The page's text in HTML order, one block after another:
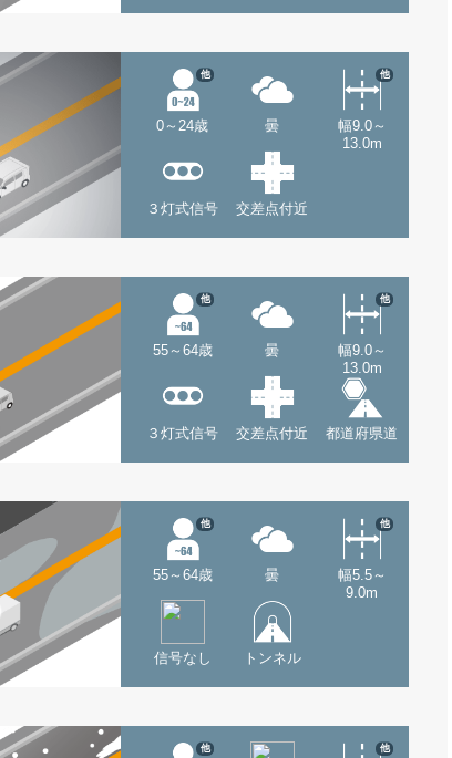
0～24歳
他
曇
幅9.0～
13.0m
他
３灯式信号 交差点付近
55～64歳
他
曇
幅9.0～
13.0m
他
３灯式信号 交差点付近 都道府県道
55～64歳
他
曇
幅5.5～
9.0m
他
信号なし トンネル
他 他